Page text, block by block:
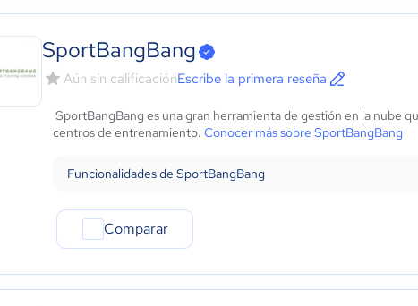
SportBangBang
Aún sin calificaciónEscribe la primera reseña
SportBangBang es una gran herramienta de gestión en la nube
centros de entrenamiento. Conocer más sobre SportBangBang
Funcionalidades de SportBangBang
Comparar